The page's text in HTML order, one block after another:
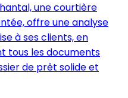
une courtière
offre une analyse
à ses clients, en
tous les documents
de prêt solide et